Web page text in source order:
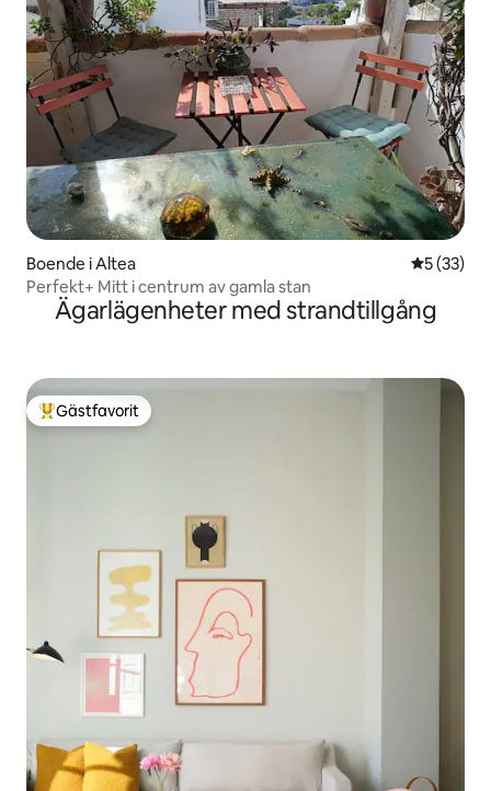
Boende i Altea 5 av 5 i
5 (33)
Perfekt+ Mitt i centrum av gamla stan
Ägarlägenheter med strandtillgång
Populär gästfavorit
Gästfavorit